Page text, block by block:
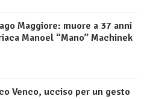
Maggiore: muore a 37 anni
Manoel “Mano” Machinek
Venco, ucciso per un gesto